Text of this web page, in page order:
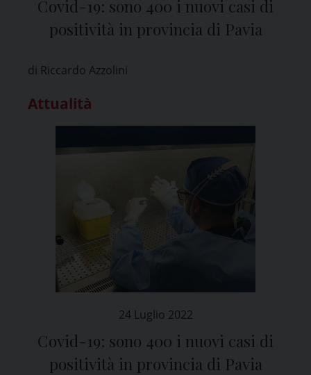
Covid-19: sono 400 i nuovi casi di
positività in provincia di Pavia
di Riccardo Azzolini
Attualità
24 Luglio 2022
Covid-19: sono 400 i nuovi casi di
positività in provincia di Pavia